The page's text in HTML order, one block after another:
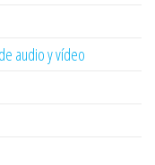
audio y vídeo